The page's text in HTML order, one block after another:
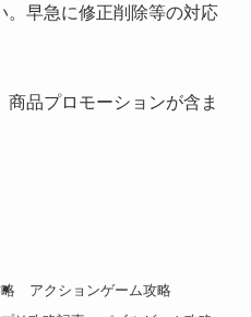
。早急に修正削除等の対応
品プロモーションが含ま
アクションゲーム攻略